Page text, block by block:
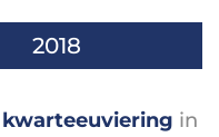
2018
kwarteeuviering in